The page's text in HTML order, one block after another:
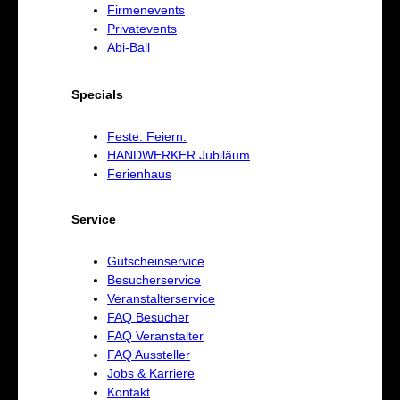
Firmenevents
Privatevents
Abi-Ball
Specials
Feste. Feiern.
HANDWERKER Jubiläum
Ferienhaus
Service
Gutscheinservice
Besucherservice
Veranstalterservice
FAQ Besucher
FAQ Veranstalter
FAQ Aussteller
Jobs & Karriere
Kontakt